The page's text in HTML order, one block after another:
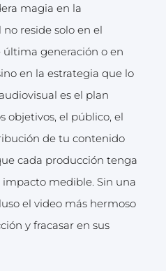
magia en la
reside solo en el
generación o en
en la estrategia que lo
es el plan
objetivos, el público, el
de tu contenido
cada producción tenga
medible. Sin una
el video más hermoso
y fracasar en sus